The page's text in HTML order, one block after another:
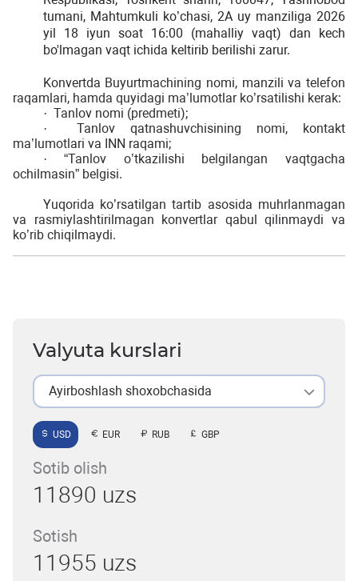
tumani, Mahtumkuli ko’chasi, 2A uy manziliga 2026
yil 18 iyun soat 16:00 (mahalliy vaqt) dan kech
bo'lmagan vaqt ichida keltirib berilishi zarur.
Konvertda Buyurtmachining nomi, manzili va telefon
raqamlari, hamda quyidagi ma’lumotlar ko’rsatilishi kerak:
· Tanlov nomi (predmeti);
·
Tanlov qatnashuvchisining nomi, kontakt
ma’lumotlari va INN raqami;
·
“Tanlov o’tkazilishi belgilangan vaqtgacha
ochilmasin” belgisi.
Yuqorida ko’rsatilgan tartib asosida muhrlanmagan
va rasmiylashtirilmagan konvertlar qabul qilinmaydi va
ko’rib chiqilmaydi.
Valyuta kurslari
Ayirboshlash shoxobchasida
USD EUR RUB GBP
Sotib olish
11890 uzs
Sotish
11955 uzs